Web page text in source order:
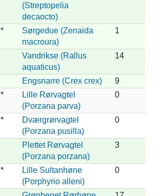
(Streptopelia
decaocto)
*
Sørgedue (Zenaida
macroura)
1
Vandrikse (Rallus
aquaticus)
14
Engsnarre (Crex crex)
9
*
Lille Rørvagtel
(Porzana parva)
0
*
Dværgrørvagtel
(Porzana pusilla)
0
Plettet Rørvagtel
(Porzana porzana)
3
*
Lille Sultanhøne
(Porphyrio alleni)
0